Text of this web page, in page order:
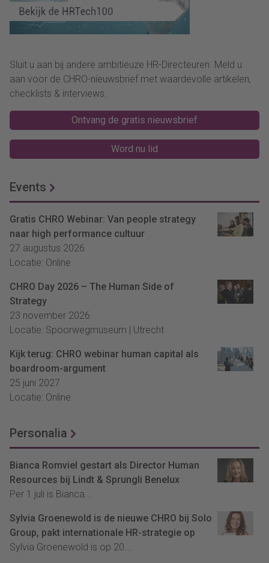
Sluit u aan bij andere ambitieuze HR-Directeuren. Meld u
aan voor de CHRO-nieuwsbrief met waardevolle artikelen,
checklists & interviews.
Ontvang de gratis nieuwsbrief
Word nu lid
Events
Gratis CHRO Webinar: Van people strategy
naar high performance cultuur
27 augustus 2026
Locatie: Online
CHRO Day 2026 – The Human Side of
Strategy
23 november 2026
Locatie: Spoorwegmuseum | Utrecht
Kijk terug: CHRO webinar human capital als
boardroom-argument
25 juni 2027
Locatie: Online
Personalia
Bianca Romviel gestart als Director Human
Resources bij Lindt & Sprungli Benelux
Per 1 juli is Bianca...
Sylvia Groenewold is de nieuwe CHRO bij Solo
Group, pakt internationale HR-strategie op
Sylvia Groenewold is op 20...